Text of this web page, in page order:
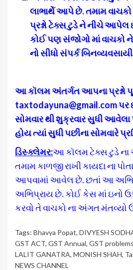
લાભાર્થે આપે છે.તમામ વાચકો
પ્રશ્નો ટેક્સ ટુડે ને નીચે
કોઈ પણ સંજોગો માં વાચકો
નો સીધો સંપર્ક બિનવ્યવસાયી
આ કૉલમ અંતર્ગત આપના
taxtodayuna@gmail.comપર
સોમવાર થી શુક્રવાર સુધી આવેલા
હોય ત્યાં સુધી પછીના સોમવારે
ડિસ્ક્લેમર:આ કૉલમ ટેક્સ ટુડે ના
તમામ કાળજી રાખી કાયદા ના
આપવામાં આવેલ છે. છતાં આ
અભિપ્રાય છે. કોઈ કેસ માં ઇનો
કરવો તે વાચકો ના અંગત મંતવ્યો
Tags: Bhavya Popat, DIVYESH
GST ACT, GST Annual, GST problems
LALIT GANATRA, MONISH SHAH,
NEWS CHANNEL